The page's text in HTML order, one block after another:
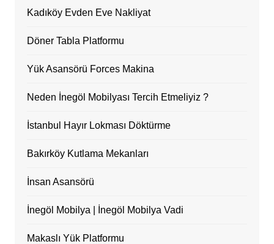
Kadıköy Evden Eve Nakliyat
Döner Tabla Platformu
Yük Asansörü Forces Makina
Neden İnegöl Mobilyası Tercih Etmeliyiz ?
İstanbul Hayır Lokması Döktürme
Bakırköy Kutlama Mekanları
İnsan Asansörü
İnegöl Mobilya | İnegöl Mobilya Vadi
Makaslı Yük Platformu